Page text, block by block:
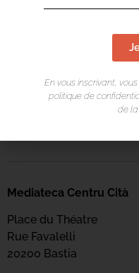
04 95 58 46 00
https://
sciences/
Mediateca Centru Cità
Place du Théatre
Rue Favalelli
20200 Bastia
En vous inscrivant,
politique de
de la